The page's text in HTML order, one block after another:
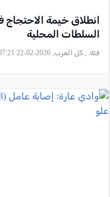
انطلاق خيمة الاحتجاج
السلطات المحلية
فئة: , كل العرب, 2026-02-22 14:07:21